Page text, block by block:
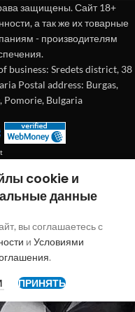
защищены. Сайт 18+
а так же их товарные
- производителям
business: Sredets district, 38
Postal address: Burgas,
Pomorie, Bulgaria
cookie и
данные
вы соглашаетесь с
и Условиями
.
ПРИНЯТЬ